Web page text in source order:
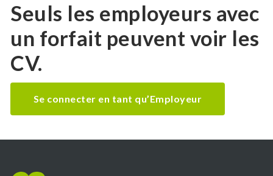
Seuls les employeurs avec
un forfait peuvent voir les
CV.
Se connecter en tant qu’Employeur